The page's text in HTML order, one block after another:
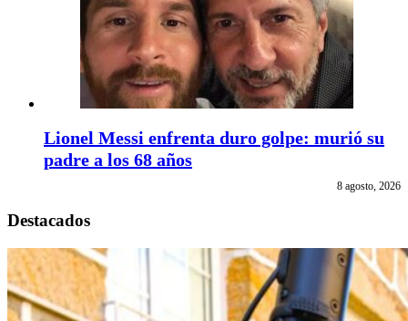
Lionel Messi enfrenta duro golpe: murió su
padre a los 68 años
8 agosto, 2026
Destacados